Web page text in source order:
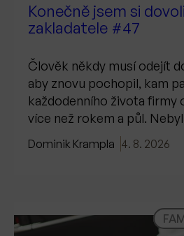
Konečně jsem si
zakladatele #47
Člověk někdy musí odejít
aby znovu pochopil, kam
každodenního života firmy
více než rokem a půl.
Dominik Krampla 4. 8. 2026